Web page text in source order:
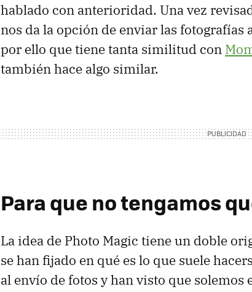
hablado con anterioridad. Una vez
nos da la opción de enviar las fotografías
por ello que tiene tanta similitud con
también hace algo similar.
Para que no tengamos
La idea de Photo Magic tiene un doble
se han fijado en qué es lo que suele
al envío de fotos y han visto que